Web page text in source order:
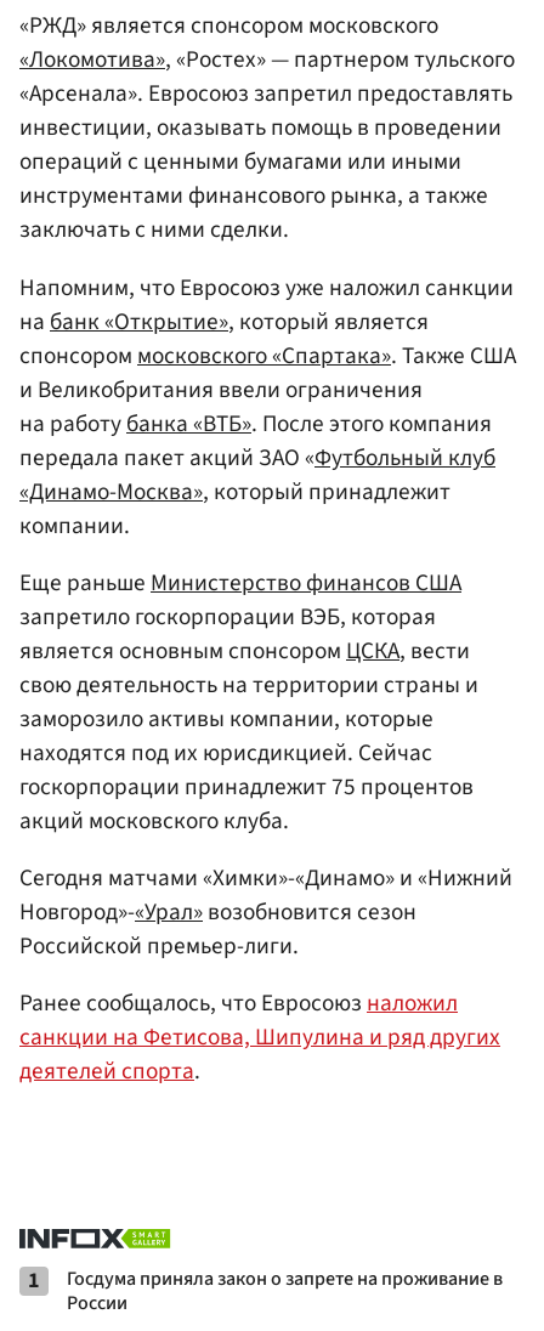
«РЖД» является спонсором московского
«Локомотива», «Ростех» — партнером тульского
«Арсенала». Евросоюз запретил предоставлять
инвестиции, оказывать помощь в проведении
операций с ценными бумагами или иными
инструментами финансового рынка, а также
заключать с ними сделки.
Напомним, что Евросоюз уже наложил санкции
на банк «Открытие», который является
спонсором московского «Спартака». Также США
и Великобритания ввели ограничения
на работубанка «ВТБ». После этого компания
передала пакет акций ЗАО «Футбольный клуб
«Динамо-Москва», который принадлежит
компании.
Еще раньшеМинистерство финансов США
запретило госкорпорации ВЭБ, которая
является основным спонсоромЦСКА, вести
свою деятельность на территории страны и
заморозило активы компании, которые
находятся под их юрисдикцией. Сейчас
госкорпорации принадлежит 75 процентов
акций московского клуба.
Сегодня матчами «Химки»-«Динамо» и «Нижний
Новгород»-«Урал»возобновится сезон
Российской премьер-лиги.
Ранее сообщалось, что Евросоюзналожил
санкции на Фетисова, Шипулина и ряд других
деятелей спорта.
1
Госдума приняла закон о запрете на проживание в
России